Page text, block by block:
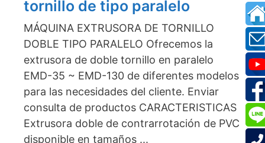
tornillo de tipo paralelo
MÁQUINA EXTRUSORA DE TORNILLO
DOBLE TIPO PARALELO Ofrecemos la
extrusora de doble tornillo en paralelo
EMD-35 ~ EMD-130 de diferentes modelos
para las necesidades del cliente. Enviar
consulta de productos CARACTERISTICAS
Extrusora doble de contrarrotación de PVC
disponible en tamaños ...